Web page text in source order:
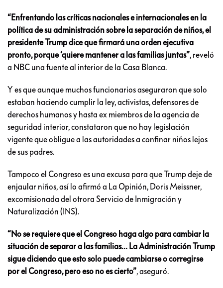
“Enfrentando las críticas nacionales e internacionales en la
política de su administración sobre la separación de niños, el
presidente Trump dice que firmará una orden ejecutiva
pronto, porque ‘quiere mantener a las familias juntas”, reveló
a NBC una fuente al interior de la Casa Blanca.
Y es que aunque muchos funcionarios aseguraron que solo
estaban haciendo cumplir la ley, activistas, defensores de
derechos humanos y hasta ex miembros de la agencia de
seguridad interior, constataron que no hay legislación
vigente que obligue a las autoridades a confinar niños lejos
de sus padres.
Tampoco el Congreso es una excusa para que Trump deje de
enjaular niños, así lo afirmó a La Opinión, Doris Meissner,
excomisionada del otrora Servicio de Inmigración y
Naturalización (INS).
“No se requiere que el Congreso haga algo para cambiar la
situación de separar a las familias… La Administración Trump
sigue diciendo que esto solo puede cambiarse o corregirse
por el Congreso, pero eso no es cierto”, aseguró.